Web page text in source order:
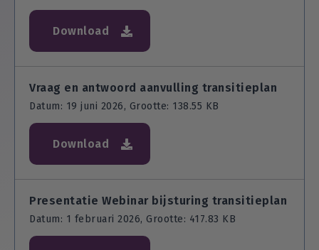
Download
Vraag en antwoord aanvulling transitieplan
Datum: 19 juni 2026, Grootte: 138.55 KB
Download
Presentatie Webinar bijsturing transitieplan
Datum: 1 februari 2026, Grootte: 417.83 KB